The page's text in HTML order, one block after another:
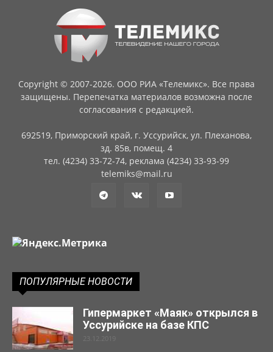
Copyright © 2007-2026. ООО РИА «Телемикс». Все права
защищены. Перепечатка материалов возможна после
согласования с редакцией.
692519, Приморский край, г. Уссурийск, ул. Плеханова,
зд. 85в, помещ. 4
тел. (4234) 33-72-74, реклама (4234) 33-93-99
telemiks@mail.ru
ПОПУЛЯРНЫЕ НОВОСТИ
Гипермаркет «Маяк» открылся в
Уссурийске на базе КПС
23.12.2019